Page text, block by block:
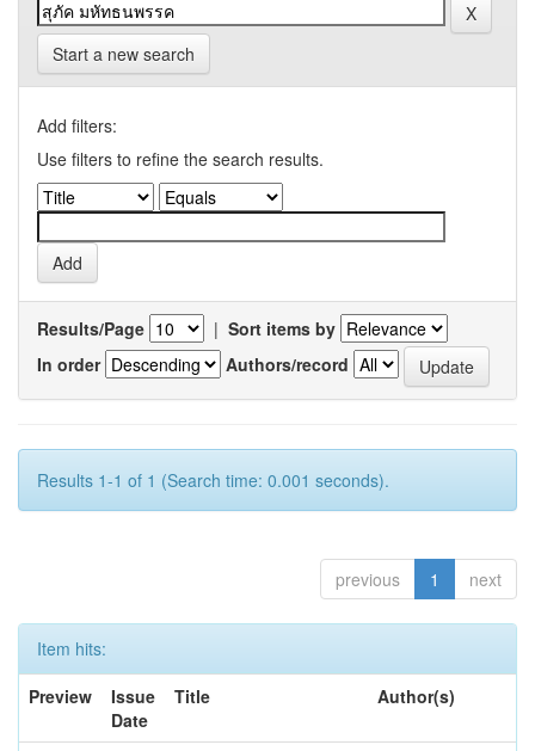
Start a new search
Add filters:
Use filters to refine the search results.
Results/Page | Sort items by
In order
Authors/record
Results 1-1 of 1 (Search time: 0.001 seconds).
previous 1 next
Item hits:
Preview
Issue
Date
Title Author(s)